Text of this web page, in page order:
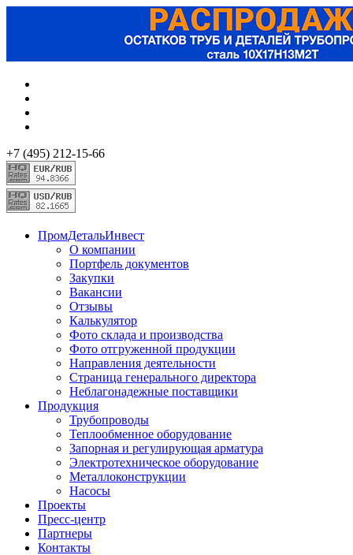
+7 (495) 212-15-66
ПромДетальИнвест
О компании
Портфель документов
Закупки
Вакансии
Отзывы
Калькулятор
Фото склада и производства
Фото отгруженной продукции
Направления деятельности
Страница генерального директора
Неблагонадежные поставщики
Продукция
Трубопроводы
Теплообменное оборудование
Запорная и регулирующая арматура
Электротехническое оборудование
Металлоконструкции
Насосы
Проекты
Пресс-центр
Партнеры
Контакты